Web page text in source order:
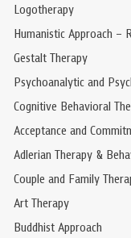
Logotherapy
Humanistic Approach –
Gestalt Therapy
Psychoanalytic and
Cognitive Behavioral
Acceptance and
Adlerian Therapy &
Couple and Family
Art Therapy
Buddhist Approach